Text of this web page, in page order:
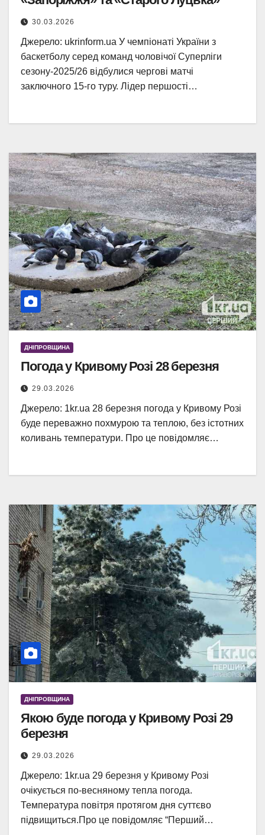
30.03.2026
Джерело: ukrinform.ua У чемпіонаті України з
баскетболу серед команд чоловічої Суперліги
сезону-2025/26 відбулися чергові матчі
заключного 15-го туру. Лідер першості…
ДНІПРОВЩИНА
Погода у Кривому Розі 28 березня
29.03.2026
Джерело: 1kr.ua 28 березня погода у Кривому Розі
буде переважно похмурою та теплою, без істотних
коливань температури. Про це повідомляє…
ДНІПРОВЩИНА
Якою буде погода у Кривому Розі 29
березня
29.03.2026
Джерело: 1kr.ua 29 березня у Кривому Розі
очікується по-весняному тепла погода.
Температура повітря протягом дня суттєво
підвищиться.Про це повідомляє “Перший…